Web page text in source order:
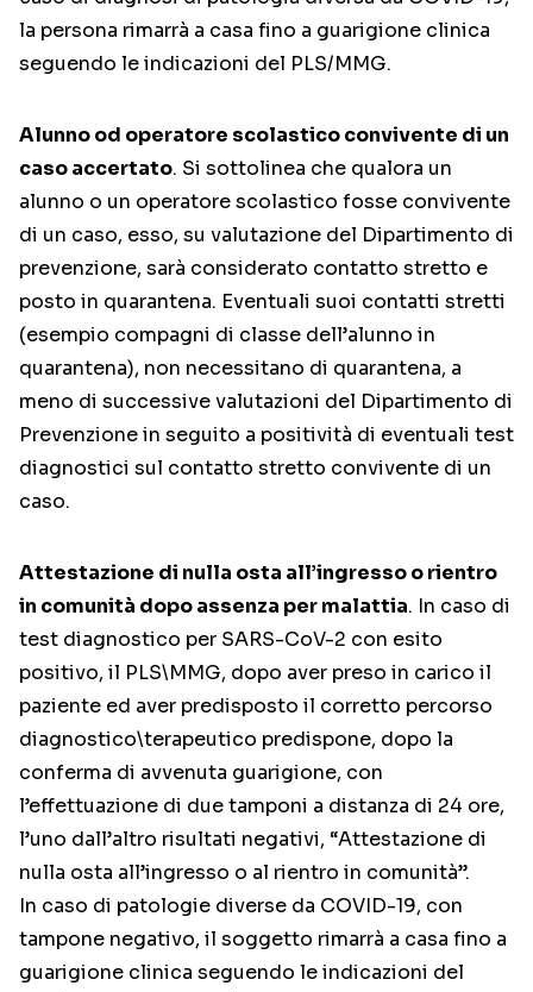
la persona rimarrà a casa fino a guarigione clinica
seguendo le indicazioni del PLS/MMG.
Alunno od operatore scolastico convivente di un
caso accertato. Si sottolinea che qualora un
alunno o un operatore scolastico fosse convivente
di un caso, esso, su valutazione del Dipartimento di
prevenzione, sarà considerato contatto stretto e
posto in quarantena. Eventuali suoi contatti stretti
(esempio compagni di classe dell’alunno in
quarantena), non necessitano di quarantena, a
meno di successive valutazioni del Dipartimento di
Prevenzione in seguito a positività di eventuali test
diagnostici sul contatto stretto convivente di un
caso.
Attestazione di nulla osta all’ingresso o rientro
in comunità dopo assenza per malattia. In caso di
test diagnostico per SARS-CoV-2 con esito
positivo, il PLS\MMG, dopo aver preso in carico il
paziente ed aver predisposto il corretto percorso
diagnostico\terapeutico predispone, dopo la
conferma di avvenuta guarigione, con
l’effettuazione di due tamponi a distanza di 24 ore,
l’uno dall’altro risultati negativi, “Attestazione di
nulla osta all’ingresso o al rientro in comunità”.
In caso di patologie diverse da COVID-19, con
tampone negativo, il soggetto rimarrà a casa fino a
guarigione clinica seguendo le indicazioni del